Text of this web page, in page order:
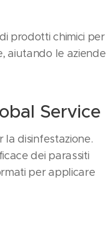
prodotti chimici per
aiutando le aziende
Service
la disinfestazione.
dei parassiti
per applicare